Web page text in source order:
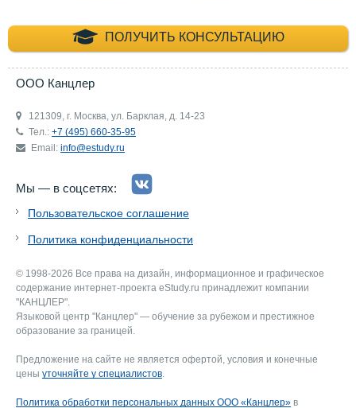
ПОЛУЧИТЬ КОНСУЛЬТАЦИЮ
+7 (495) 660-35-
ООО Канцлер
121309, г. Москва, ул. Барклая, д. 14-23
Тел.: +7 (495) 660-35-95
Email: info@estudy.ru
Мы — в соцсетях:
Пользовательское соглашение
Политика конфиденциальности
© 1998-2026 Все права на дизайн, информационное и графическое
содержание интернет-проекта eStudy.ru принадлежит компании
"КАНЦЛЕР".
Языковой центр "Канцлер" — обучение за рубежом и престижное
образование за границей.
Предложение на сайте не является офертой, условия и конечные
цены уточняйте у специалистов.
Политика обработки персональных данных ООО «Канцлер» в